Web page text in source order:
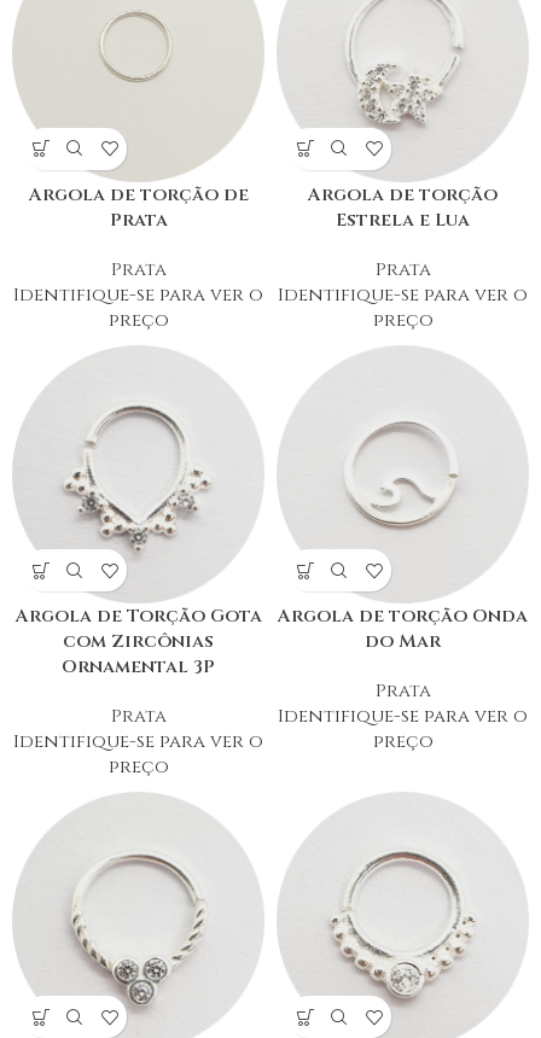
Argola de torção de
Prata
Prata
Identifique-se para ver o
preço
Argola de torção
Estrela e Lua
Prata
Identifique-se para ver o
preço
Argola de Torção Gota
com Zircônias
Ornamental 3P
Prata
Identifique-se para ver o
preço
Argola de torção Onda
do Mar
Prata
Identifique-se para ver o
preço